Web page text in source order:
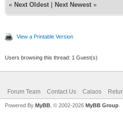
« Next Oldest Next Newest »
View a Printable Version
Users browsing this thread: 1 Guest(s)
Forum Team Contact Us Calaos
Powered By MyBB , © 2002-2026 MyBB Group